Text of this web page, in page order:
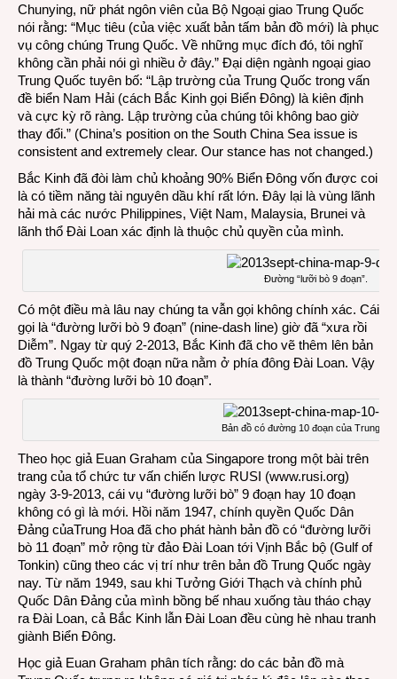
Chunying, nữ phát ngôn viên của Bộ Ngoại giao Trung Quốc
nói rằng: “Mục tiêu (của việc xuất bản tấm bản đồ mới) là phục
vụ công chúng Trung Quốc. Về những mục đích đó, tôi nghĩ
không cần phải nói gì nhiều ở đây.” Đại diện ngành ngoại giao
Trung Quốc tuyên bố: “Lập trường của Trung Quốc trong vấn
đề biển Nam Hải (cách Bắc Kinh gọi Biển Đông) là kiên định
và cực kỳ rõ ràng. Lập trường của chúng tôi không bao giờ
thay đổi.” (China’s position on the South China Sea issue is
consistent and extremely clear. Our stance has not changed.)
Bắc Kinh đã đòi làm chủ khoảng 90% Biển Đông vốn được coi
là có tiềm năng tài nguyên dầu khí rất lớn. Đây lại là vùng lãnh
hải mà các nước Philippines, Việt Nam, Malaysia, Brunei và
lãnh thổ Đài Loan xác định là thuộc chủ quyền của mình.
Đường “lưỡi bò 9 đoạn”.
Có một điều mà lâu nay chúng ta vẫn gọi không chính xác. Cái
gọi là “đường lưỡi bò 9 đoạn” (nine-dash line) giờ đã “xưa rồi
Diễm”. Ngay từ quý 2-2013, Bắc Kinh đã cho vẽ thêm lên bản
đồ Trung Quốc một đoạn nữa nằm ở phía đông Đài Loan. Vậy
là thành “đường lưỡi bò 10 đoạn”.
Bản đồ có đường 10 đoạn của Trung
Theo học giả Euan Graham của Singapore trong một bài trên
trang của tổ chức tư vấn chiến lược RUSI (www.rusi.org)
ngày 3-9-2013, cái vụ “đường lưỡi bò” 9 đoạn hay 10 đoạn
không có gì là mới. Hồi năm 1947, chính quyền Quốc Dân
Đảng củaTrung Hoa đã cho phát hành bản đồ có “đường lưỡi
bò 11 đoạn” mở rộng từ đảo Đài Loan tới Vịnh Bắc bộ (Gulf of
Tonkin) cũng theo các vị trí như trên bản đồ Trung Quốc ngày
nay. Từ năm 1949, sau khi Tưởng Giới Thạch và chính phủ
Quốc Dân Đảng của mình bồng bế nhau xuống tàu tháo chạy
ra Đài Loan, cả Bắc Kinh lẫn Đài Loan đều cùng hè nhau tranh
giành Biển Đông.
Học giả Euan Graham phân tích rằng: do các bản đồ mà